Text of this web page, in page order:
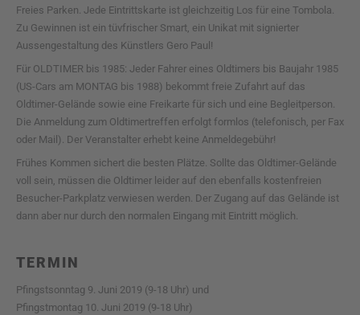
Freies Parken. Jede Eintrittskarte ist gleichzeitig Los für eine Tombola.
Zu Gewinnen ist ein tüvfrischer Smart, ein Unikat mit signierter
Aussengestaltung des Künstlers Gero Paul!
Für OLDTIMER bis 1985: Jeder Fahrer eines Oldtimers bis Baujahr 1985
(US-Cars am MONTAG bis 1988) bekommt freie Zufahrt auf das
Oldtimer-Gelände sowie eine Freikarte für sich und eine Begleitperson.
Die Anmeldung zum Oldtimertreffen erfolgt formlos (telefonisch, per Fax
oder Mail). Der Veranstalter erhebt keine Anmeldegebühr!
Frühes Kommen sichert die besten Plätze. Sollte das Oldtimer-Gelände
voll sein, müssen die Oldtimer leider auf den ebenfalls kostenfreien
Besucher-Parkplatz verwiesen werden. Der Zugang auf das Gelände ist
dann aber nur durch den normalen Eingang mit Eintritt möglich.
TERMIN
Pfingstsonntag 9. Juni 2019 (9-18 Uhr) und
Pfingstmontag 10. Juni 2019 (9-18 Uhr)